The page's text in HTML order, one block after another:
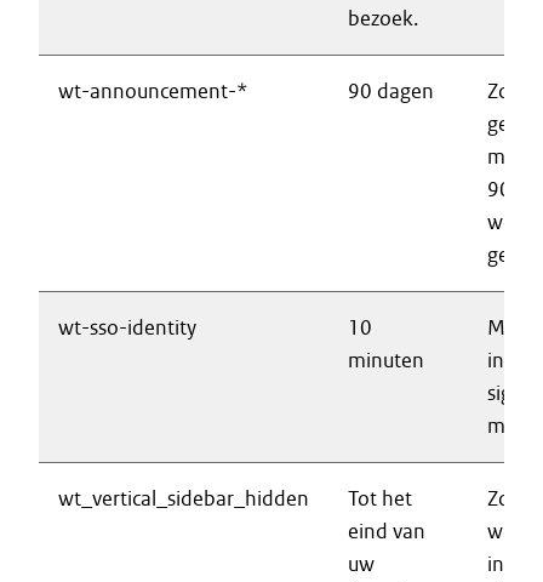
bezoek.
wt-announcement-* 90 dagen
Zorgt
90
wt-sso-identity
10
minuten
sign
wt_vertical_sidebar_hidden
Tot het
eind van
uw
Zorgt